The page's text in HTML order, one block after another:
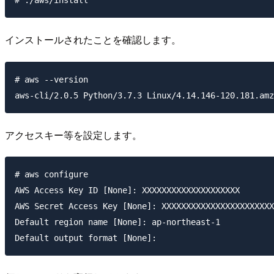
インストールされたことを確認します。
# aws --version
アクセスキー等を設定します。
# aws configure
AWS Access Key ID [None]: XXXXXXXXXXXXXXXXXXXX
AWS Secret Access Key [None]:
Default region name [None]: ap-northeast-1